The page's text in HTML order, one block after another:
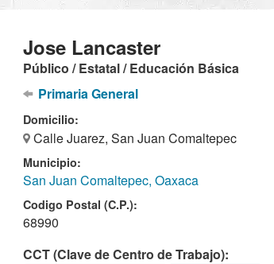
Jose Lancaster
Público / Estatal / Educación Básica
Primaria General
Domicilio:
Calle Juarez, San Juan Comaltepec
Municipio:
San Juan Comaltepec, Oaxaca
Codigo Postal (C.P.):
68990
CCT (Clave de Centro de Trabajo):